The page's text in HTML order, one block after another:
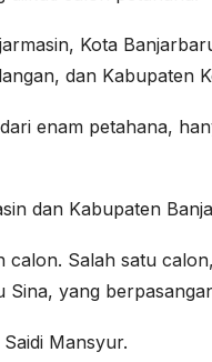
Kota
dan Kabupaten
enam petahana,
dan Kabupaten
calon. Salah satu
yang
Mansyur.